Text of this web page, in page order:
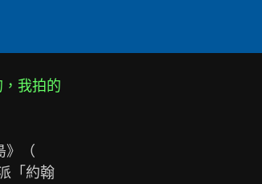
我拍的
》（
「約翰